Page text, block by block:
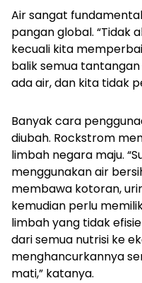
Air sangat
pangan global. “Tidak
kecuali kita
balik semua
ada air, dan kita tidak
Banyak cara
diubah. Rockstrom
limbah negara maju.
menggunakan air
membawa kotoran,
kemudian perlu
limbah yang tidak
dari semua nutrisi ke
menghancurkannya
mati,” katanya.